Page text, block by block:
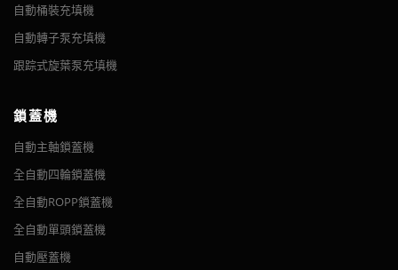
自動桶裝充填機
自動轉子泵充填機
跟踪式旋葉泵充填機
鎖蓋機
自動主軸鎖蓋機
全自動四輪鎖蓋機
全自動ROPP鎖蓋機
全自動單頭鎖蓋機
自動壓蓋機